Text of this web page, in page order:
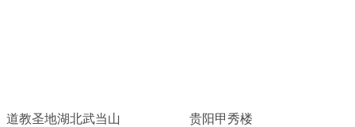
道教圣地湖北武当山 贵阳甲秀楼